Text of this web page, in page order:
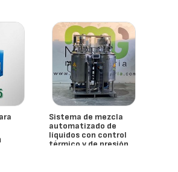
Sistema de mezcla
automatizado de
líquidos con control
térmico y de presión